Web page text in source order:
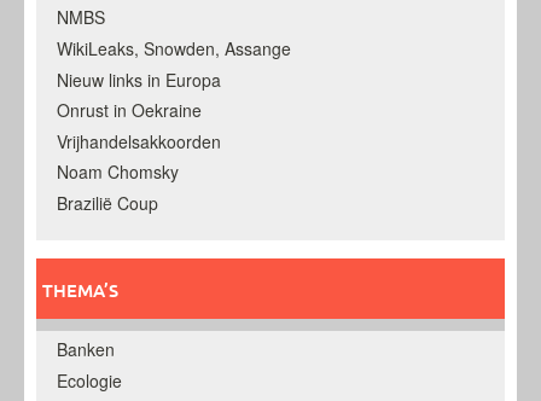
NMBS
WikiLeaks, Snowden, Assange
Nieuw links in Europa
Onrust in Oekraine
Vrijhandelsakkoorden
Noam Chomsky
Brazilië Coup
THEMA’S
Banken
Ecologie